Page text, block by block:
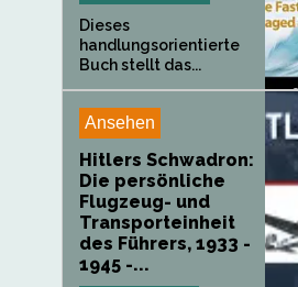
Dieses
handlungsorientierte
Buch stellt das...
Ansehen
Hitlers Schwadron:
Die persönliche
Flugzeug- und
Transporteinheit
des Führers, 1933 -
1945 -...